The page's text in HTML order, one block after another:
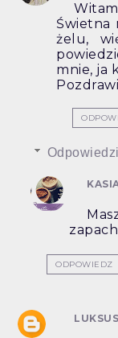
Świetna
żelu,
mnie, ja
Odpowiedzi
ODPOWIEDZ